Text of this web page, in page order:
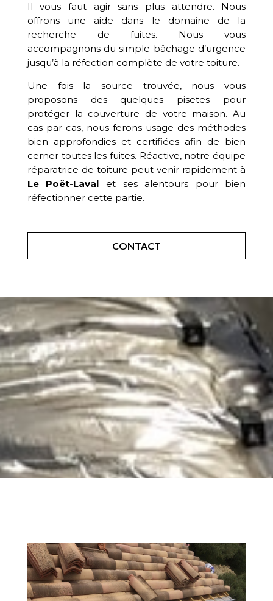
Il vous faut agir sans plus attendre. Nous
offrons une aide dans le domaine de la
recherche de fuites. Nous vous
accompagnons du simple bâchage d’urgence
jusqu’à la réfection complète de votre toiture.
Une fois la source trouvée, nous vous
proposons des quelques pisetes pour
protéger la couverture de votre maison. Au
cas par cas, nous ferons usage des méthodes
bien approfondies et certifiées afin de bien
cerner toutes les fuites. Réactive, notre équipe
réparatrice de toiture peut venir rapidement à
Le Poët-Laval et ses alentours pour bien
réfectionner cette partie.
CONTACT